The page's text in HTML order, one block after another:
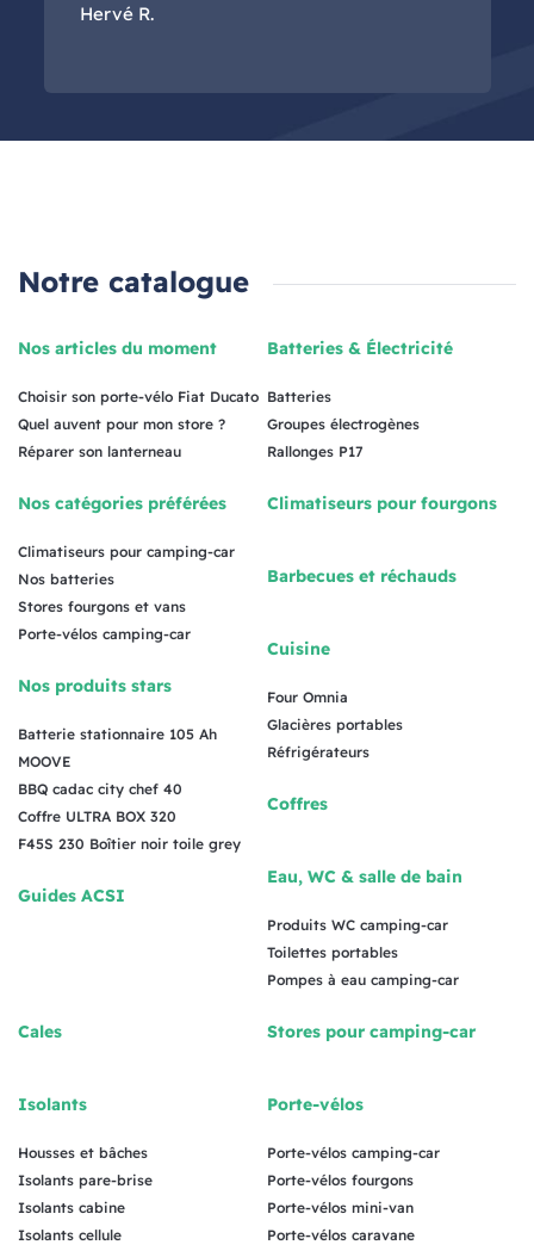
Hervé R.
Notre catalogue
Nos articles du moment
Choisir son porte-vélo Fiat Ducato
Quel auvent pour mon store ?
Réparer son lanterneau
Nos catégories préférées
Climatiseurs pour camping-car
Nos batteries
Stores fourgons et vans
Porte-vélos camping-car
Nos produits stars
Batterie stationnaire 105 Ah
MOOVE
BBQ cadac city chef 40
Coffre ULTRA BOX 320
F45S 230 Boîtier noir toile grey
Guides ACSI
Batteries & Électricité
Batteries
Groupes électrogènes
Rallonges P17
Climatiseurs pour fourgons
Barbecues et réchauds
Cuisine
Four Omnia
Glacières portables
Réfrigérateurs
Coffres
Eau, WC & salle de bain
Produits WC camping-car
Toilettes portables
Pompes à eau camping-car
Cales
Isolants
Housses et bâches
Isolants pare-brise
Isolants cabine
Isolants cellule
Stores pour camping-car
Porte-vélos
Porte-vélos camping-car
Porte-vélos fourgons
Porte-vélos mini-van
Porte-vélos caravane